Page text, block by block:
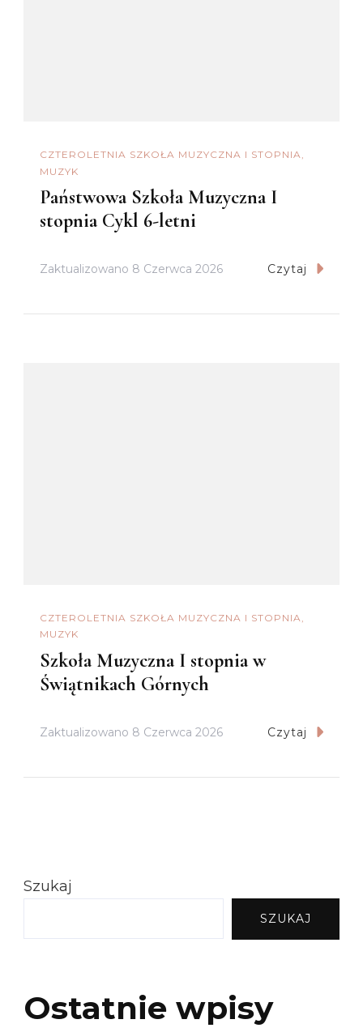
CZTEROLETNIA SZKOŁA MUZYCZNA I STOPNIA
MUZYK
Państwowa Szkoła Muzyczna I
stopnia Cykl 6-letni
Zaktualizowano 8 Czerwca 2026 Czytaj
CZTEROLETNIA SZKOŁA MUZYCZNA I STOPNIA
MUZYK
Szkoła Muzyczna I stopnia w
Świątnikach Górnych
Zaktualizowano 8 Czerwca 2026 Czytaj
Szukaj
SZUKAJ
Ostatnie wpisy